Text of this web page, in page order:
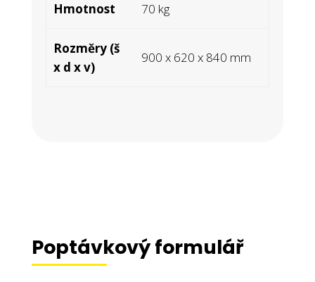
Hmotnost 70 kg
Rozměry (š
x d x v)
900 x 620 x 840 mm
Poptávkový formulář